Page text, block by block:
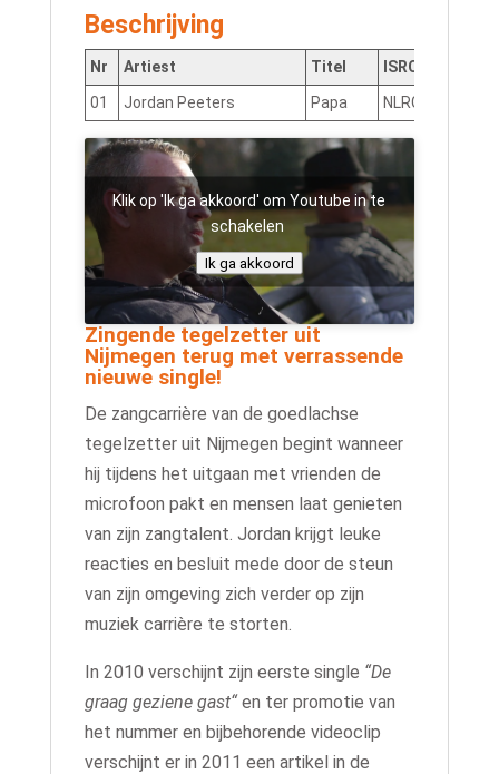
Beschrijving
Nr Artiest Titel
ISRC
01
Jordan Peeters Papa NLRG41600071
Klik op 'Ik ga akkoord' om Youtube in te
schakelen
Ik ga akkoord
Zingende tegelzetter uit
Nijmegen terug met verrassende
nieuwe single!
De zangcarrière van de goedlachse
tegelzetter uit Nijmegen begint wanneer
hij tijdens het uitgaan met vrienden de
microfoon pakt en mensen laat genieten
van zijn zangtalent. Jordan krijgt leuke
reacties en besluit mede door de steun
van zijn omgeving zich verder op zijn
muziek carrière te storten.
In 2010 verschijnt zijn eerste single “De
graag geziene gast“ en ter promotie van
het nummer en bijbehorende videoclip
verschijnt er in 2011 een artikel in de